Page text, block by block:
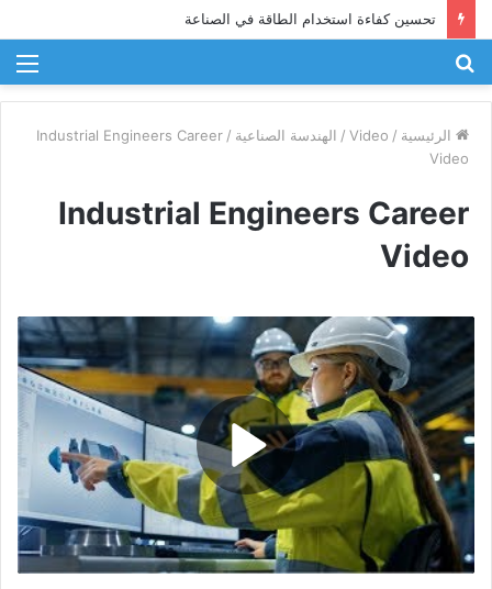
تحسين كفاءة استخدام الطاقة في الصناعة
الرئيسية /
Video
/ الهندسة الصناعية /
Industrial Engineers Career
Video
Industrial Engineers Career
Video
P
l
a